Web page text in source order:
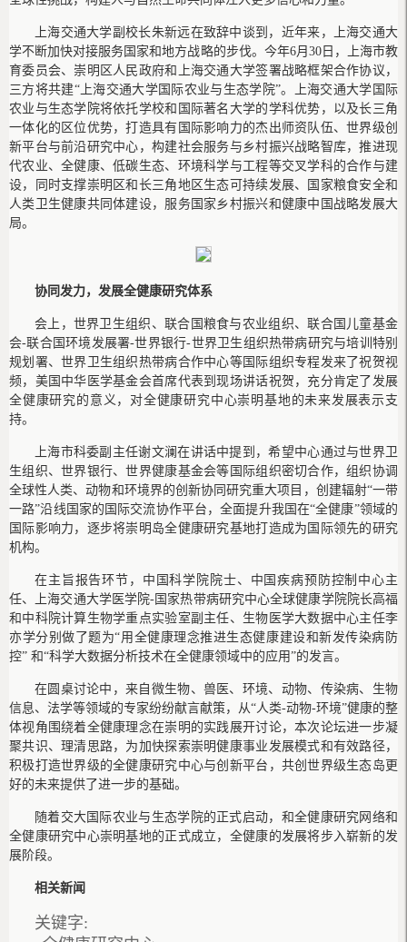
上海交通大学副校长朱新远在致辞中谈到，近年来，上海交通大
学不断加快对接服务国家和地方战略的步伐。今年6月30日，上海市教
育委员会、崇明区人民政府和上海交通大学签署战略框架合作协议，
三方将共建“上海交通大学国际农业与生态学院”。上海交通大学国际
农业与生态学院将依托学校和国际著名大学的学科优势，以及长三角
一体化的区位优势，打造具有国际影响力的杰出师资队伍、世界级创
新平台与前沿研究中心，构建社会服务与乡村振兴战略智库，推进现
代农业、全健康、低碳生态、环境科学与工程等交叉学科的合作与建
设，同时支撑崇明区和长三角地区生态可持续发展、国家粮食安全和
人类卫生健康共同体建设，服务国家乡村振兴和健康中国战略发展大
局。
协同发力，发展全健康研究体系
会上，世界卫生组织、联合国粮食与农业组织、联合国儿童基金
会-联合国环境发展署-世界银行-世界卫生组织热带病研究与培训特别
规划署、世界卫生组织热带病合作中心等国际组织专程发来了祝贺视
频，美国中华医学基金会首席代表到现场讲话祝贺，充分肯定了发展
全健康研究的意义，对全健康研究中心崇明基地的未来发展表示支
持。
上海市科委副主任谢文澜在讲话中提到，希望中心通过与世界卫
生组织、世界银行、世界健康基金会等国际组织密切合作，组织协调
全球性人类、动物和环境界的创新协同研究重大项目，创建辐射“一带
一路”沿线国家的国际交流协作平台，全面提升我国在“全健康”领域的
国际影响力，逐步将崇明岛全健康研究基地打造成为国际领先的研究
机构。
在主旨报告环节，中国科学院院士、中国疾病预防控制中心主
任、上海交通大学医学院-国家热带病研究中心全球健康学院院长高福
和中科院计算生物学重点实验室副主任、生物医学大数据中心主任李
亦学分别做了题为“用全健康理念推进生态健康建设和新发传染病防
控” 和“科学大数据分析技术在全健康领域中的应用”的发言。
在圆桌讨论中，来自微生物、兽医、环境、动物、传染病、生物
信息、法学等领域的专家纷纷献言献策，从“人类-动物-环境”健康的整
体视角围绕着全健康理念在崇明的实践展开讨论，本次论坛进一步凝
聚共识、理清思路，为加快探索崇明健康事业发展模式和有效路径，
积极打造世界级的全健康研究中心与创新平台，共创世界级生态岛更
好的未来提供了进一步的基础。
随着交大国际农业与生态学院的正式启动，和全健康研究网络和
全健康研究中心崇明基地的正式成立，全健康的发展将步入崭新的发
展阶段。
相关新闻
关键字: